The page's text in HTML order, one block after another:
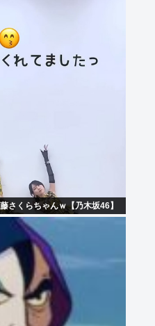
さくらちゃんｗ【乃木坂46】